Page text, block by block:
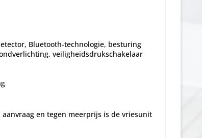
Bluetooth-technologie, besturing
veiligheidsdrukschakelaar
en tegen meerprijs is de vriesunit